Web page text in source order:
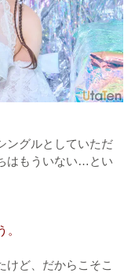
ングルとしていただ
はもういない…とい
けど、だからこそこ